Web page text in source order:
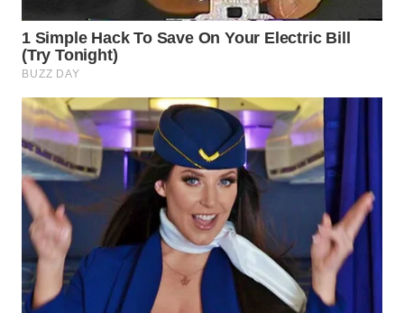
WN
BOGOR
DEPOK
WN
TAPANULI
UTARA
WN
SAMOSIR
WN